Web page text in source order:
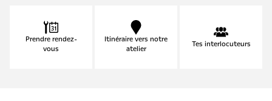
Prendre rendez-
vous
Itinéraire vers notre
atelier
Tes interlocuteurs